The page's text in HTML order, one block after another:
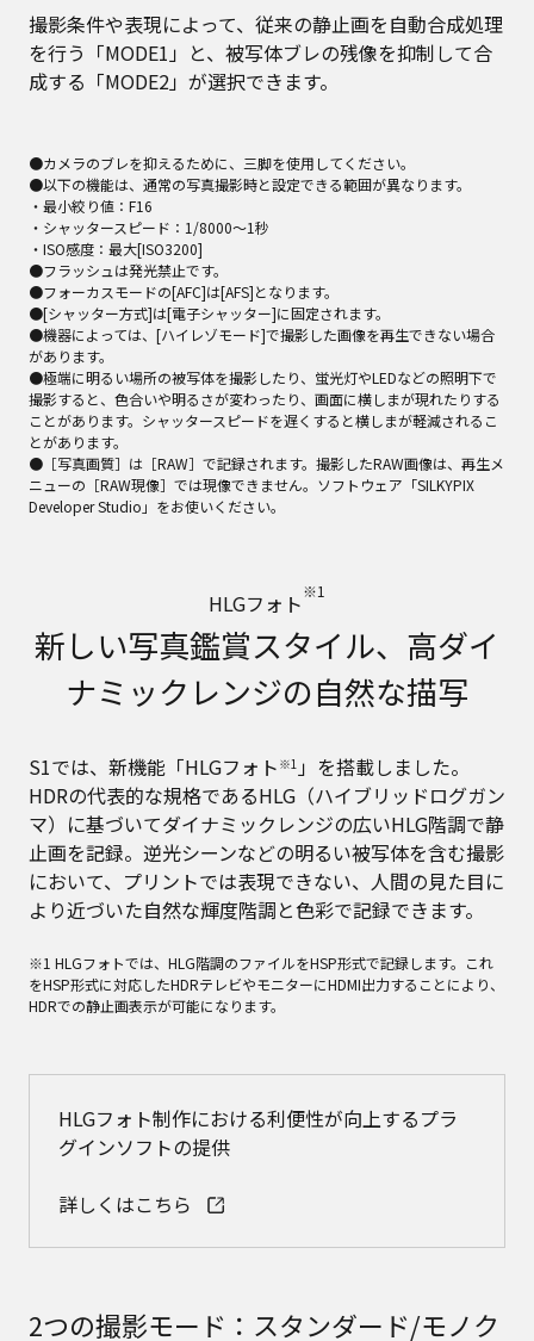
撮影条件や表現によって、従来の静止画を自動合成処理
を⾏う「MODE1」と、被写体ブレの残像を抑制して合
成する「MODE2」が選択できます。
●カメラのブレを抑えるために、三脚を使用してください。
●以下の機能は、通常の写真撮影時と設定できる範囲が異なります。
・最小絞り値：F16
・シャッタースピード：1/8000〜1秒
・ISO感度：最大[ISO3200]
●フラッシュは発光禁止です。
●フォーカスモードの[AFC]は[AFS]となります。
●[シャッター方式]は[電子シャッター]に固定されます。
●機器によっては、[ハイレゾモード]で撮影した画像を再生できない場合
があります。
●極端に明るい場所の被写体を撮影したり、蛍光灯やLEDなどの照明下で
撮影すると、色合いや明るさが変わったり、画面に横しまが現れたりする
ことがあります。シャッタースピードを遅くすると横しまが軽減されるこ
とがあります。
●［写真画質］は［RAW］で記録されます。撮影したRAW画像は、再生メ
ニューの［RAW現像］では現像できません。ソフトウェア「SILKYPIX
Developer Studio」をお使いください。
HLGフォト※1
新しい写真鑑賞スタイル、高ダイ
ナミックレンジの自然な描写
S1では、新機能「HLGフォト ※1 」を搭載しました。
HDRの代表的な規格であるHLG（ハイブリッドログガン
マ）に基づいてダイナミックレンジの広いHLG階調で静
止画を記録。逆光シーンなどの明るい被写体を含む撮影
において、プリントでは表現できない、人間の見た目に
より近づいた自然な輝度階調と色彩で記録できます。
※1 HLGフォトでは、HLG階調のファイルをHSP形式で記録します。これ
をHSP形式に対応したHDRテレビやモニターにHDMI出力することにより、
HDRでの静止画表示が可能になります。
HLGフォト制作における利便性が向上するプラ
グインソフトの提供
詳しくはこちら
2つの撮影モード：スタンダード/モノク